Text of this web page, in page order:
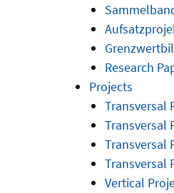
Research
Projects
Transversal
Transversal
Transversal
Transversal
Vertical